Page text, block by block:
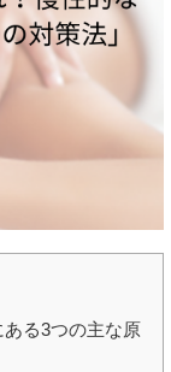
る3つの主な原